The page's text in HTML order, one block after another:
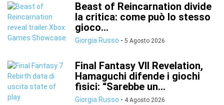
Beast of Reincarnation divide
la critica: come può lo stesso
gioco...
Giorgia Russo - 5 Agosto 2026
Final Fantasy VII Revelation,
Hamaguchi difende i giochi
fisici: “Sarebbe un...
Giorgia Russo - 4 Agosto 2026